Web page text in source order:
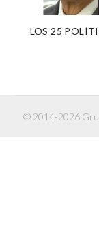
LOS 25
© 2014-2026